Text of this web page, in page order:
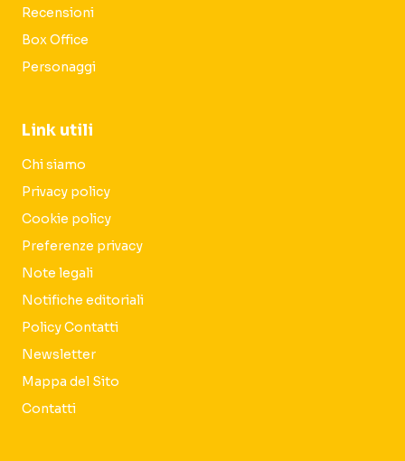
Recensioni
Box Office
Personaggi
Link utili
Chi siamo
Privacy policy
Cookie policy
Preferenze privacy
Note legali
Notifiche editoriali
Policy Contatti
Newsletter
Mappa del Sito
Contatti